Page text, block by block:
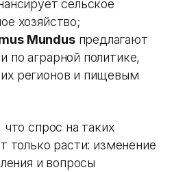
сельское
хозяйство;
Mundusпредлагают
по аграрной политике,
регионов и пищевым
спрос на таких
только расти: изменение
и вопросы